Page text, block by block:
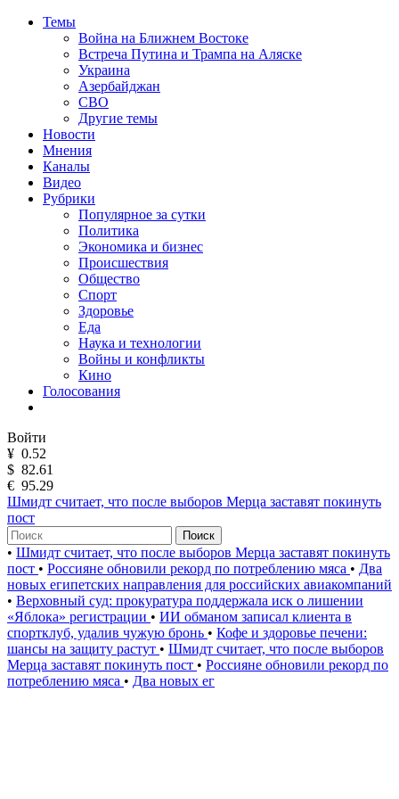
Темы
Война на Ближнем Востоке
Встреча Путина и Трампа на Аляске
Украина
Азербайджан
СВО
Другие темы
Новости
Мнения
Каналы
Видео
Рубрики
Популярное за сутки
Политика
Экономика и бизнес
Происшествия
Общество
Спорт
Здоровье
Еда
Наука и технологии
Войны и конфликты
Кино
Голосования
Войти
¥ 0.52
$ 82.61
€ 95.29
Шмидт считает, что после выборов Мерца заставят покинуть
пост
Поиск
• Шмидт считает, что после выборов Мерца заставят покинуть
пост • Россияне обновили рекорд по потреблению мяса • Два
новых египетских направления для российских авиакомпаний
• Верховный суд: прокуратура поддержала иск о лишении
«Яблока» регистрации • ИИ обманом записал клиента в
спортклуб, удалив чужую бронь • Кофе и здоровье печени:
шансы на защиту растут • Шмидт считает, что после выборов
Мерца заставят покинуть пост • Россияне обновили рекорд по
потреблению мяса • Два новых ег